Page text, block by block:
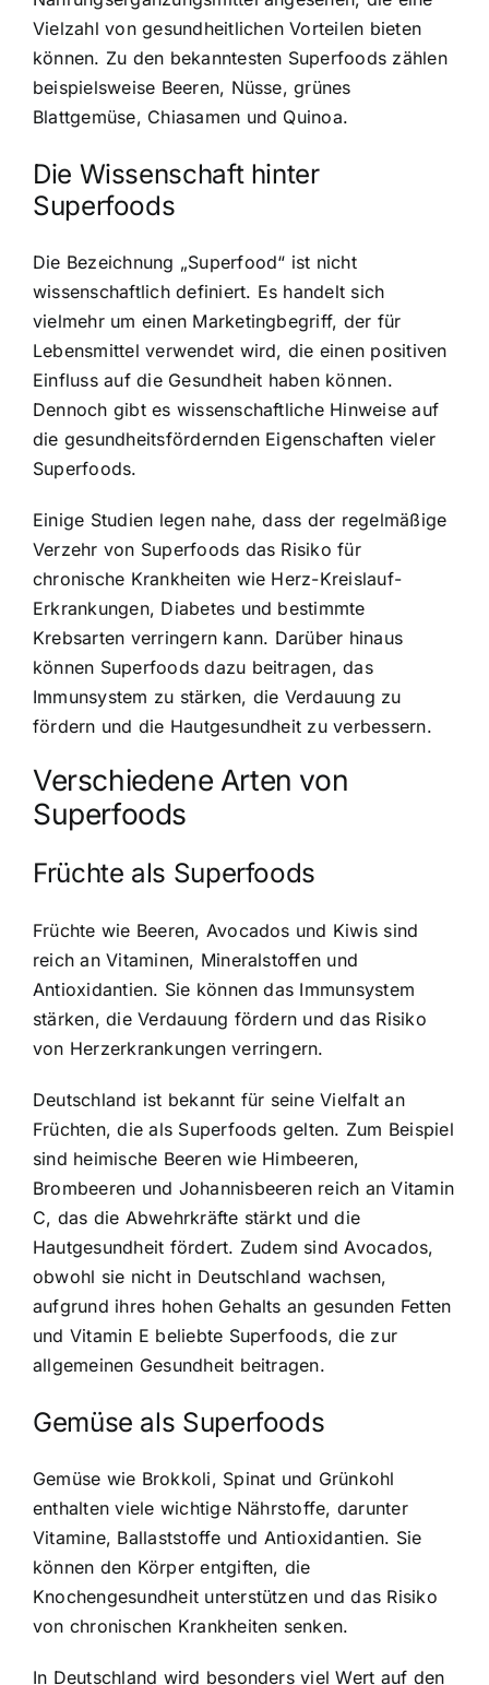
Vielzahl von gesundheitlichen Vorteilen bieten
können. Zu den bekanntesten Superfoods zählen
beispielsweise Beeren, Nüsse, grünes
Blattgemüse, Chiasamen und Quinoa.
Die Wissenschaft hinter
Superfoods
Die Bezeichnung „Superfood“ ist nicht
wissenschaftlich definiert. Es handelt sich
vielmehr um einen Marketingbegriff, der für
Lebensmittel verwendet wird, die einen positiven
Einfluss auf die Gesundheit haben können.
Dennoch gibt es wissenschaftliche Hinweise auf
die gesundheitsfördernden Eigenschaften vieler
Superfoods.
Einige Studien legen nahe, dass der regelmäßige
Verzehr von Superfoods das Risiko für
chronische Krankheiten wie Herz-Kreislauf-
Erkrankungen, Diabetes und bestimmte
Krebsarten verringern kann. Darüber hinaus
können Superfoods dazu beitragen, das
Immunsystem zu stärken, die Verdauung zu
fördern und die Hautgesundheit zu verbessern.
Verschiedene Arten von
Superfoods
Früchte als Superfoods
Früchte wie Beeren, Avocados und Kiwis sind
reich an Vitaminen, Mineralstoffen und
Antioxidantien. Sie können das Immunsystem
stärken, die Verdauung fördern und das Risiko
von Herzerkrankungen verringern.
Deutschland ist bekannt für seine Vielfalt an
Früchten, die als Superfoods gelten. Zum Beispiel
sind heimische Beeren wie Himbeeren,
Brombeeren und Johannisbeeren reich an Vitamin
C, das die Abwehrkräfte stärkt und die
Hautgesundheit fördert. Zudem sind Avocados,
obwohl sie nicht in Deutschland wachsen,
aufgrund ihres hohen Gehalts an gesunden Fetten
und Vitamin E beliebte Superfoods, die zur
allgemeinen Gesundheit beitragen.
Gemüse als Superfoods
Gemüse wie Brokkoli, Spinat und Grünkohl
enthalten viele wichtige Nährstoffe, darunter
Vitamine, Ballaststoffe und Antioxidantien. Sie
können den Körper entgiften, die
Knochengesundheit unterstützen und das Risiko
von chronischen Krankheiten senken.
In Deutschland wird besonders viel Wert auf den